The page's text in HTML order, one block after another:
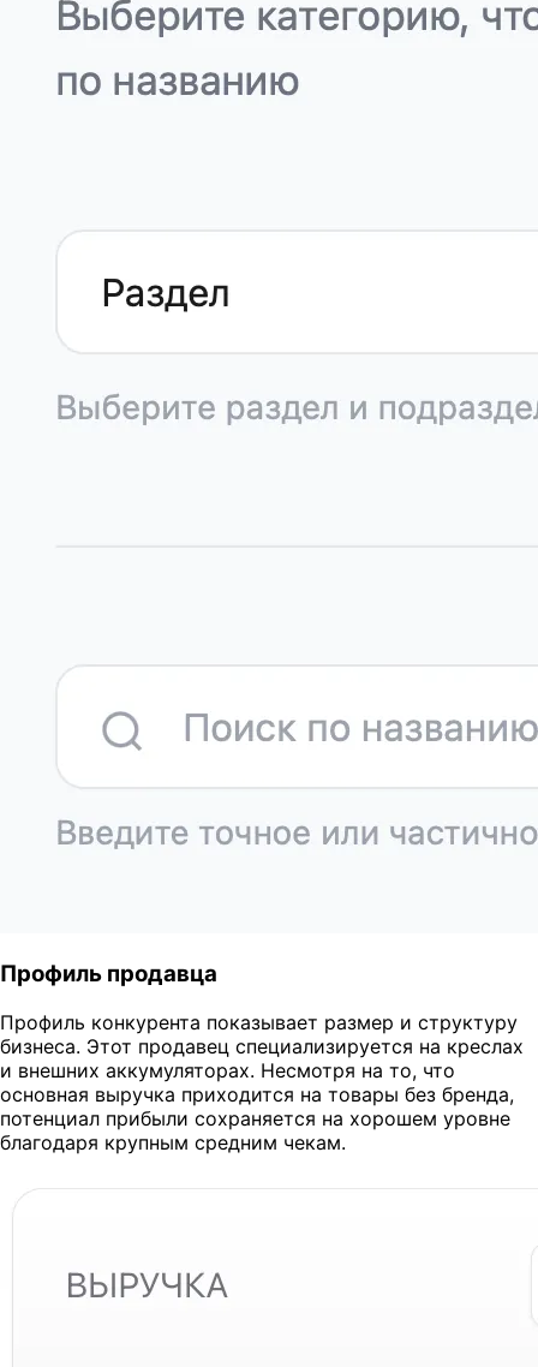
Профиль продавца
Профиль конкурента показывает размер и структуру
бизнеса. Этот продавец специализируется на креслах
и внешних аккумуляторах. Несмотря на то, что
основная выручка приходится на товары без бренда,
потенциал прибыли сохраняется на хорошем уровне
благодаря крупным средним чекам.